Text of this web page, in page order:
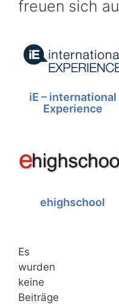
freuen sich
iE – international
Experience
ehighschool
Es
wurden
keine
Beiträge